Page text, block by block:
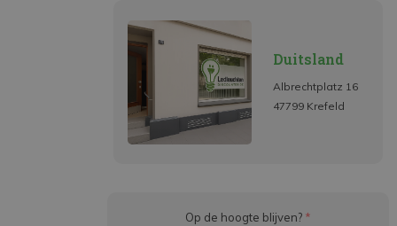
Duitsland
Albrechtplatz 16
47799 Krefeld
Op de hoogte blijven? *